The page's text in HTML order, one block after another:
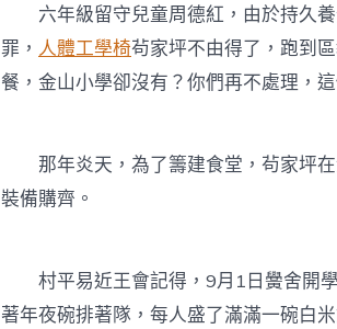
六年級留守兒童周德紅，由於持久養
罪， 人體工學椅茍家坪不由得了，跑到
餐，金山小學卻沒有？你們再不處理，
那年炎天，為了籌建食堂，茍家坪在
裝備購齊。
村平易近王會記得，9月1日黌舍開學
著年夜碗排著隊，每人盛了滿滿一碗白